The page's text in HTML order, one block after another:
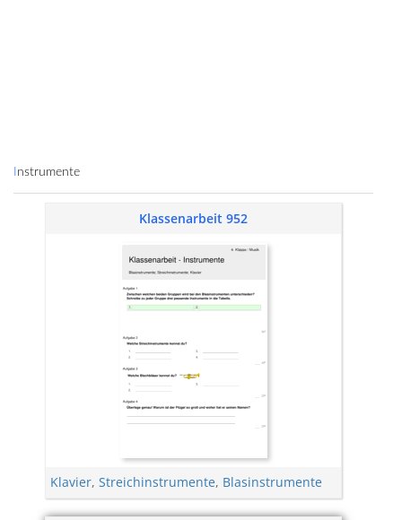
Instrumente
Klassenarbeit 952
Klavier, Streichinstrumente, Blasinstrumente